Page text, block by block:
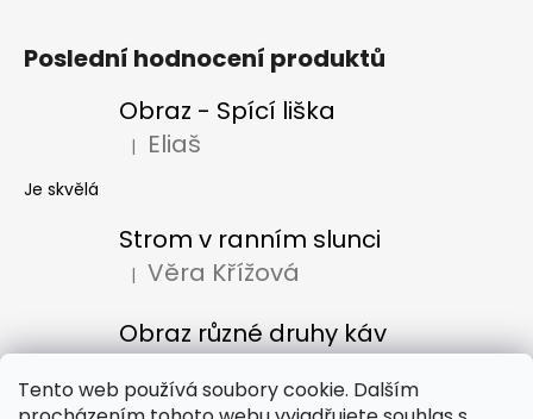
Tento web používá soubory cookie. Dalším
Poslední hodnocení produktů
Obraz - Spící liška
Hodnocení produktu je 5 z 5 hvězdiček.
| Eliaš
Je skvělá
Strom v ranním slunci
Hodnocení produktu je 5 z 5 hvězdiček.
| Věra Křížová
Obraz různé druhy káv
Hodnocení produktu je 5 z 5 hvězdiček.